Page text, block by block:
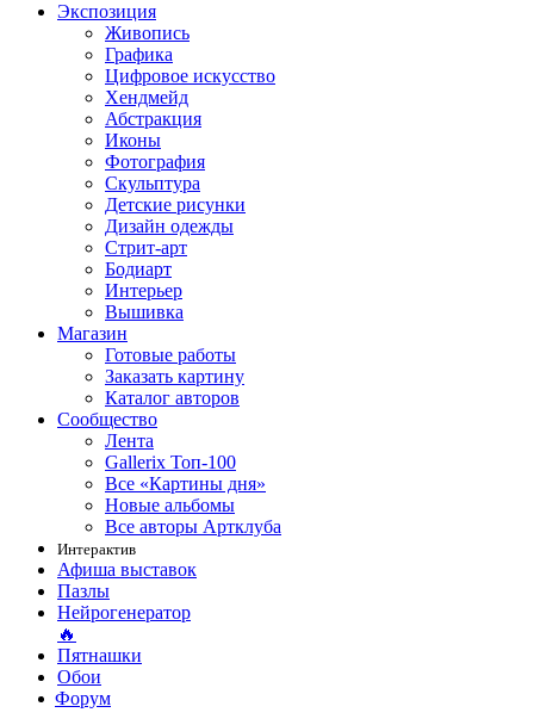
Экспозиция
Живопись
Графика
Цифровое искусство
Хендмейд
Абстракция
Иконы
Фотография
Скульптура
Детские рисунки
Дизайн одежды
Стрит-арт
Бодиарт
Интерьер
Вышивка
Магазин
Готовые работы
Заказать картину
Каталог авторов
Сообщество
Лента
Gallerix Топ-100
Все «Картины дня»
Новые альбомы
Все авторы Артклуба
Интерактив
Афиша выставок
Пазлы
Нейрогенератор
🔥
Пятнашки
Обои
Форум